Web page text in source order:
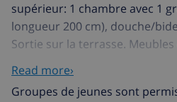
supérieur: 1 chambre avec 1
longueur 200 cm), douche/
Sortie sur la terrasse.
longues. A disposition: lave-
moustiquaire, chaise haute
sèche-cheveux. Internet
Read more›
Groupes de jeunes sont